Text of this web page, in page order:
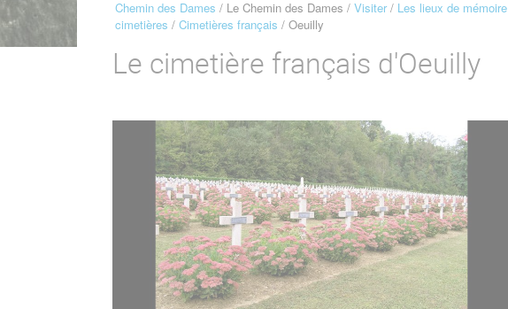
Fil
Chemin des Dames Le Chemin des Dames Visiter Les lieux de mémoire
cimetières
Cimetières français Oeuilly
Le cimetière français d'Oeuilly